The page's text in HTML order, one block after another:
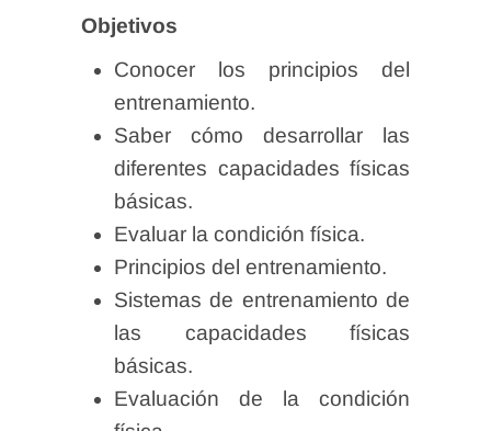
Objetivos
Conocer los principios del
entrenamiento.
Saber cómo desarrollar las
diferentes capacidades físicas
básicas.
Evaluar la condición física.
Principios del entrenamiento.
Sistemas de entrenamiento de
las capacidades físicas
básicas.
Evaluación de la condición